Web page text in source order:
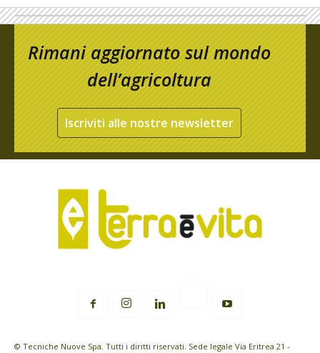
Rimani aggiornato sul mondo
dell’agricoltura
Iscriviti alle nostre newsletter
© Tecniche Nuove Spa. Tutti i diritti riservati. Sede legale Via Eritrea 21 -